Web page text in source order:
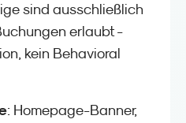
sind ausschließlich
erlaubt -
kein Behavioral
: Homepage-Banner,